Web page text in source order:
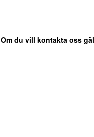
Om du vill kontakta oss